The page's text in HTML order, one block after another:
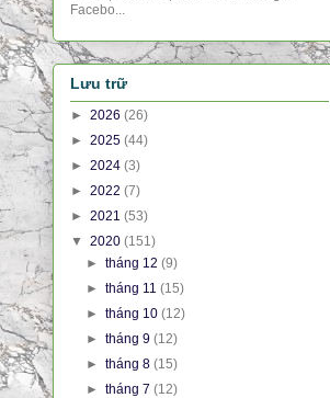
Facebo...
Lưu trữ
► 2026 (26)
► 2025 (44)
► 2024 (3)
► 2022 (7)
► 2021 (53)
▼ 2020 (151)
►tháng 12(9)
►tháng 11(15)
►tháng 10(12)
►tháng 9(12)
►tháng 8(15)
►tháng 7(12)